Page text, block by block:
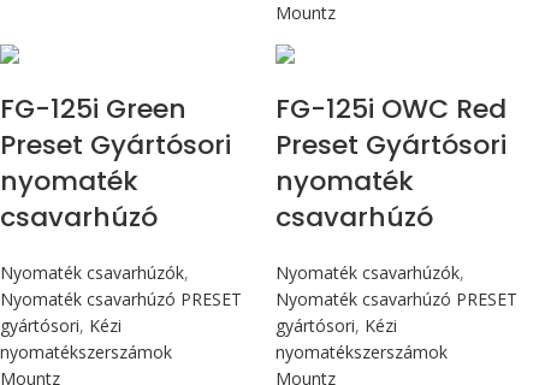
Mountz
FG-125i Green
Preset Gyártósori
nyomaték
csavarhúzó
Nyomaték csavarhúzók,
Nyomaték csavarhúzó PRESET
gyártósori, Kézi
nyomatékszerszámok
Mountz
FG-125i OWC Red
Preset Gyártósori
nyomaték
csavarhúzó
Nyomaték csavarhúzók,
Nyomaték csavarhúzó PRESET
gyártósori, Kézi
nyomatékszerszámok
Mountz